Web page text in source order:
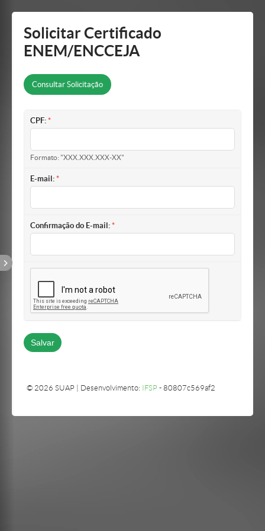
barra
Solicitar Certificado
ENEM/ENCCEJA
Consultar Solicitação
CPF:
Formato: "XXX.XXX.XXX-XX"
E-mail:
Confirmação do E-mail:
© 2026 SUAP | Desenvolvimento: IFSP - 80807c569af2